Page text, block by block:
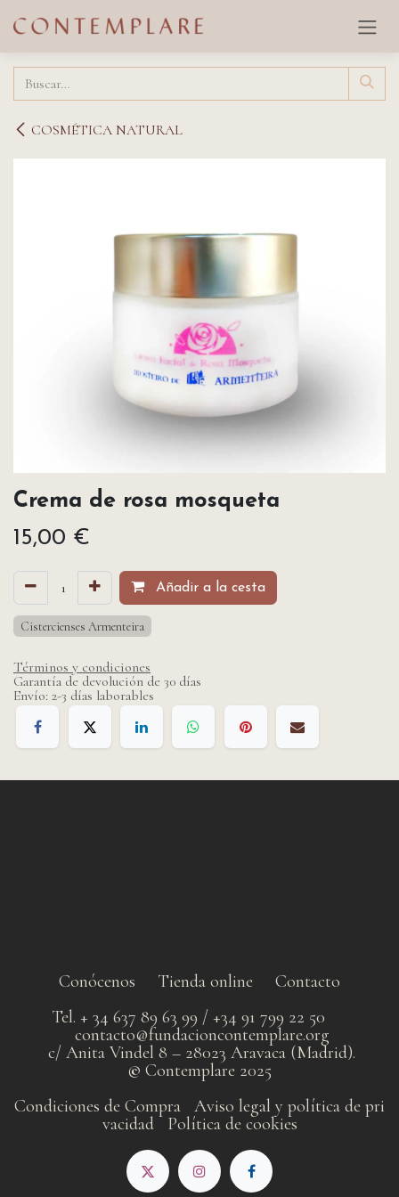
COSMÉTICA NATURAL
Crema de rosa mosqueta
15,00 €
Añadir a la cesta
Cistercienses Armenteira
Términos y condiciones
Garantía de devolución de 30 días
Envío: 2-3 días laborables
Conócenos Tienda online
Contacto
Tel. + 34 637 89 63 99 / +34 91 799 22 50
contacto@fundacioncontemplare.org
c/ Anita Vindel 8 – 28023 Aravaca (Madrid).
© Contemplare 2025
Condiciones de Compra
Aviso legal y política de pri​
vacidad
Política de cookies